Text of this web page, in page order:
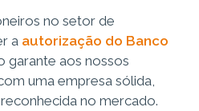
no setor de
a autorização do Banco
garante aos nossos
uma empresa sólida,
no mercado.